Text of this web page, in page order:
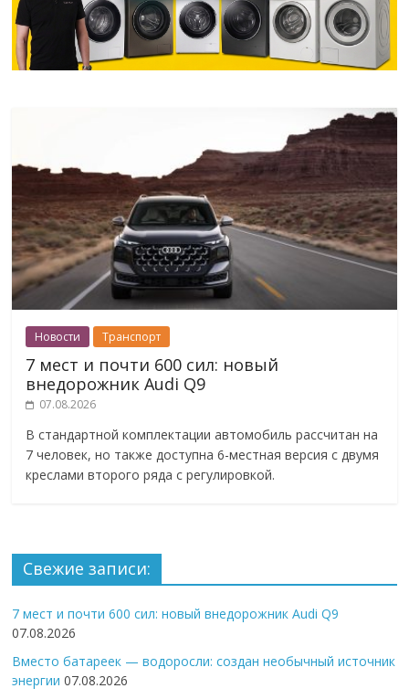
Новости Транспорт
7 мест и почти 600 сил: новый
внедорожник Audi Q9
07.08.2026
В стандартной комплектации автомобиль рассчитан на
7 человек, но также доступна 6-местная версия с двумя
креслами второго ряда с регулировкой.
Свежие записи:
7 мест и почти 600 сил: новый внедорожник Audi Q9
07.08.2026
Вместо батареек — водоросли: создан необычный источник
энергии 07.08.2026